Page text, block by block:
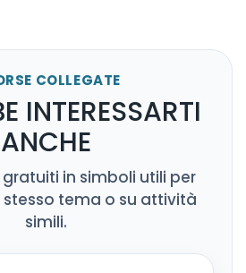
COLLEGATE
INTERESSARTI
ANCHE
in simboli utili per
stesso tema o su attività
simili.